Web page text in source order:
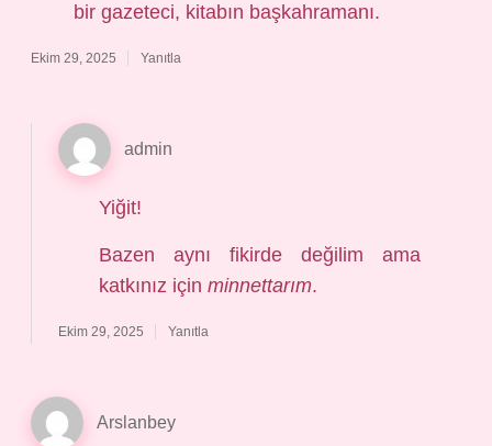
bir gazeteci, kitabın başkahramanı.
Ekim 29, 2025 Yanıtla
admin
Yiğit!
Bazen aynı fikirde değilim ama
katkınız için minnettarım.
Ekim 29, 2025 Yanıtla
Arslanbey